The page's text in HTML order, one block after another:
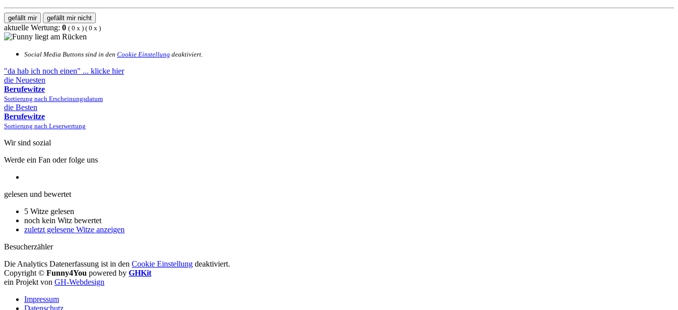
gefällt mir gefällt mir nicht
aktuelle Wertung: 0 ( 0 x ) ( 0 x )
Social Media Buttons sind in den Cookie Einstellung deaktiviert.
"da hab ich noch einen" ... klicke hier
die Neuesten
Berufewitze
Sortierung nach Erscheinungsdatum
die Besten
Berufewitze
Sortierung nach Leserwertung
Wir sind sozial
Werde ein Fan oder folge uns
gelesen und bewertet
5 Witze gelesen
noch kein Witz bewertet
zuletzt gelesene Witze anzeigen
Besucherzähler
Die Analytics Datenerfassung ist in den Cookie Einstellung deaktiviert.
Copyright © Funny4You powered by GHKit
ein Projekt von GH-Webdesign
Impressum